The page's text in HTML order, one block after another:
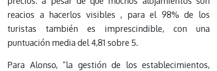
reacios a hacerlos visibles , para el 98% de los
turistas también es imprescindible, con una
puntuación media del 4,81 sobre 5.
Para Alonso, “la gestión de los establecimientos,